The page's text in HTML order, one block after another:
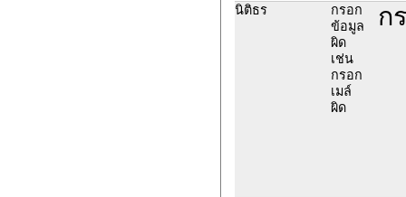
นิติธร
กรอก
ข้อมูล
ผิด
เช่น
กรอก
เมล์
ผิด
ก